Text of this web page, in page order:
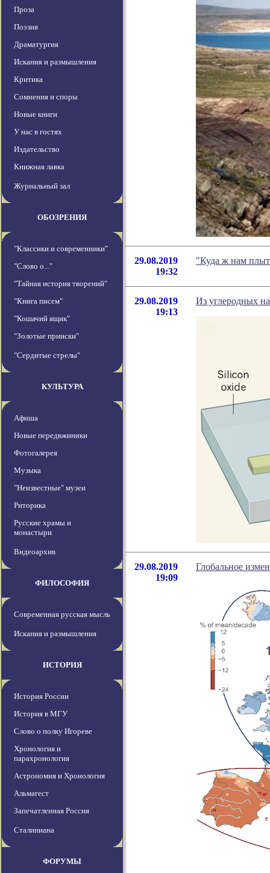
Проза
Поэзия
Драматургия
Искания и размышления
Критика
Сомнения и споры
Новые книги
У нас в гостях
Издательство
Книжная лавка
Журнальный зал
ОБОЗРЕНИЯ
"Классики и современники"
"Слово о..."
"Тайная история творений"
"Книга писем"
"Кошачий ящик"
"Золотые прииски"
"Сердитые стрелы"
КУЛЬТУРА
Афиша
Новые передвжиники
Фотогалерея
Музыка
"Неизвестные" музеи
Риторика
Русские храмы и
монастыри
Видеоархив
ФИЛОСОФИЯ
Современная русская мысль
Искания и размышления
ИСТОРИЯ
История России
История в МГУ
Слово о полку Игореве
Хронология и
парахронология
Астрономия и Хронология
Альмагест
Запечатленная Россия
Сталиниана
ФОРУМЫ
29.08.2019
19:32
"Куда ж нам
29.08.2019
19:13
Из углеродных
29.08.2019
19:09
Глобальное